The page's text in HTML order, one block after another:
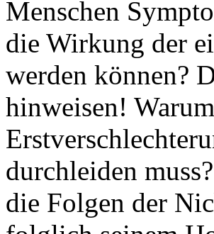
Menschen
die Wirkung der
werden können?
hinweisen!
durchleiden
die Folgen der